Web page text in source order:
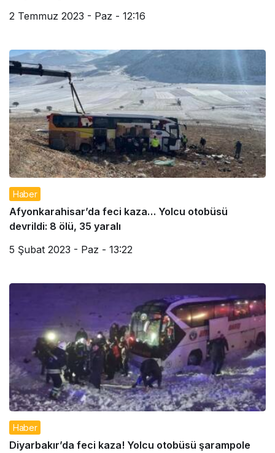
2 Temmuz 2023 - Paz - 12:16
Haber
Afyonkarahisar’da feci kaza… Yolcu otobüsü
devrildi: 8 ölü, 35 yaralı
5 Şubat 2023 - Paz - 13:22
Haber
Diyarbakır’da feci kaza! Yolcu otobüsü şarampole